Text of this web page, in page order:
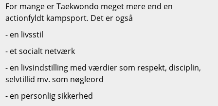
For mange er Taekwondo meget mere end en
actionfyldt kampsport. Det er også
- en livsstil
- et socialt netværk
- en livsindstilling med værdier som respekt, disciplin,
selvtillid mv. som nøgleord
- en personlig sikkerhed